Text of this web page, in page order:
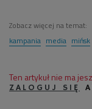
Zobacz więcej na temat:
kampania media mińsk
Ten artykuł nie ma
ZALOGUJ SIĘ